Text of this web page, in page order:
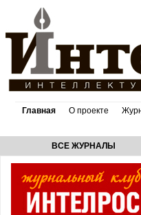
Главная О проекте
ВСЕ ЖУРНАЛЫ